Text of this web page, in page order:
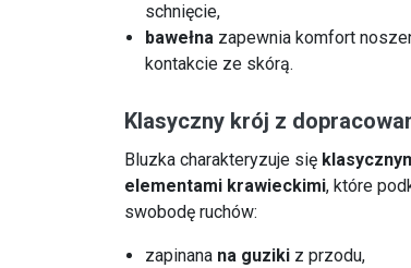
schnięcie,
bawełna zapewnia komfort
kontakcie ze skórą.
Klasyczny krój z
Bluzka charakteryzuje się
elementami krawieckimi, które
swobodę ruchów:
zapinana na guziki z przodu,